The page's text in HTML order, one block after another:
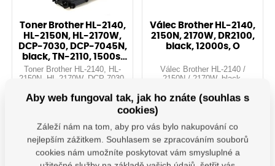
Toner Brother HL-2140,
HL-2150N, HL-2170W,
DCP-7030, DCP-7045N,
black, TN-2110, 1500s,
O
Toner Brother HL-2140, HL-
2150N, HL-2170W, DCP-7030,
1500s, O
Na objednávku: 25 ks
1 200,60 Kč
Do košíku
Válec Brother HL-2140,
2150N, 2170W, DR2100,
black, 12000s, O
Válec Brother HL-2140 /
2150N / 2170W, black,
Na objednávku: 6 ks
2 028,80 Kč
Do košíku
Aby web fungoval tak, jak ho znáte (souhlas s
cookies)
Záleží nám na tom, aby pro vás bylo nakupování co
nejlepším zážitkem. Souhlasem se zpracováním souborů
cookies nám umožníte poskytovat vám smysluplné a